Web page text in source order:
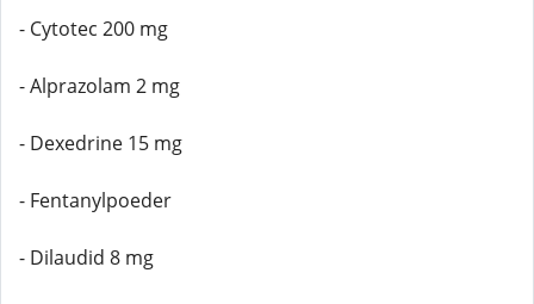
- Cytotec 200 mg
- Alprazolam 2 mg
- Dexedrine 15 mg
- Fentanylpoeder
- Dilaudid 8 mg